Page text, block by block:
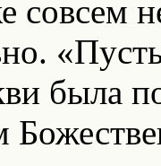
совсем
была